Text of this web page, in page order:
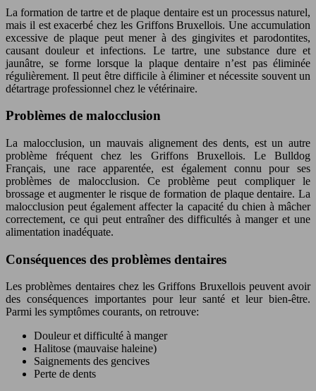
La formation de tartre et de plaque dentaire est un processus naturel,
mais il est exacerbé chez les Griffons Bruxellois. Une accumulation
excessive de plaque peut mener à des gingivites et parodontites,
causant douleur et infections. Le tartre, une substance dure et
jaunâtre, se forme lorsque la plaque dentaire n’est pas éliminée
régulièrement. Il peut être difficile à éliminer et nécessite souvent un
détartrage professionnel chez le vétérinaire.
Problèmes de malocclusion
La malocclusion, un mauvais alignement des dents, est un autre
problème fréquent chez les Griffons Bruxellois. Le Bulldog
Français, une race apparentée, est également connu pour ses
problèmes de malocclusion. Ce problème peut compliquer le
brossage et augmenter le risque de formation de plaque dentaire. La
malocclusion peut également affecter la capacité du chien à mâcher
correctement, ce qui peut entraîner des difficultés à manger et une
alimentation inadéquate.
Conséquences des problèmes dentaires
Les problèmes dentaires chez les Griffons Bruxellois peuvent avoir
des conséquences importantes pour leur santé et leur bien-être.
Parmi les symptômes courants, on retrouve:
Douleur et difficulté à manger
Halitose (mauvaise haleine)
Saignements des gencives
Perte de dents